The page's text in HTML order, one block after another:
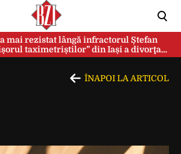
mai rezistat lângă infractorul Ștefan
taximetriștilor” din Iași a divorţat
ÎNAPOI LA ARTICOL